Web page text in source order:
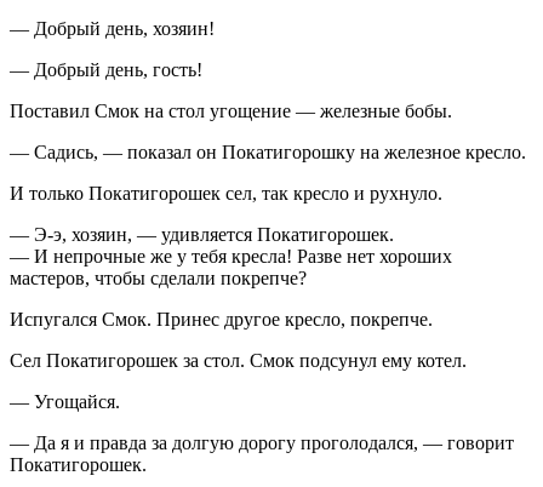
— Добрый день, хозяин!
— Добрый день, гость!
Поставил Смок на стол угощение — железные бобы.
— Садись, — показал он Покатигорошку на железное кресло.
И только Покатигорошек сел, так кресло и рухнуло.
— Э-э, хозяин, — удивляется Покатигорошек.
— И непрочные же у тебя кресла! Разве нет хороших
мастеров, чтобы сделали покрепче?
Испугался Смок. Принес другое кресло, покрепче.
Сел Покатигорошек за стол. Смок подсунул ему котел.
— Угощайся.
— Да я и правда за долгую дорогу проголодался, — говорит
Покатигорошек.